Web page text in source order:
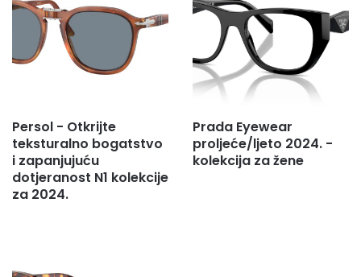
Persol - Otkrijte
teksturalno bogatstvo
i zapanjujuću
dotjeranost N1 kolekcije
za 2024.
Prada Eyewear
proljeće/ljeto 2024. -
kolekcija za žene